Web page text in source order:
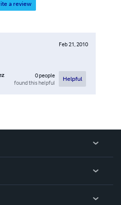
a review
Feb 21, 2010
0people
found this helpful
Helpful